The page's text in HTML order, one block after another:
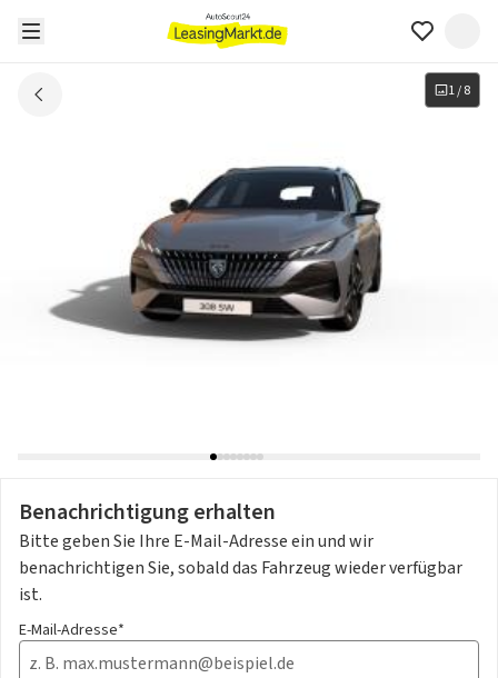
1/8
Benachrichtigung erhalten
Bitte geben Sie Ihre E-Mail-Adresse ein und wir
benachrichtigen Sie, sobald das Fahrzeug wieder verfügbar
ist.
E-Mail-Adresse*